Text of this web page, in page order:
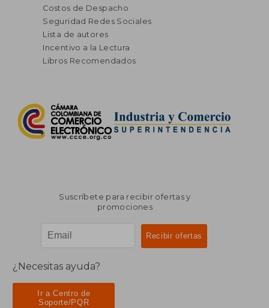
Costos de Despacho
Seguridad Redes Sociales
Lista de autores
Incentivo a la Lectura
Libros Recomendados
Suscríbete para recibir ofertas y
promociones
¿Necesitas ayuda?
Ir a Centro de
Soporte/PQR